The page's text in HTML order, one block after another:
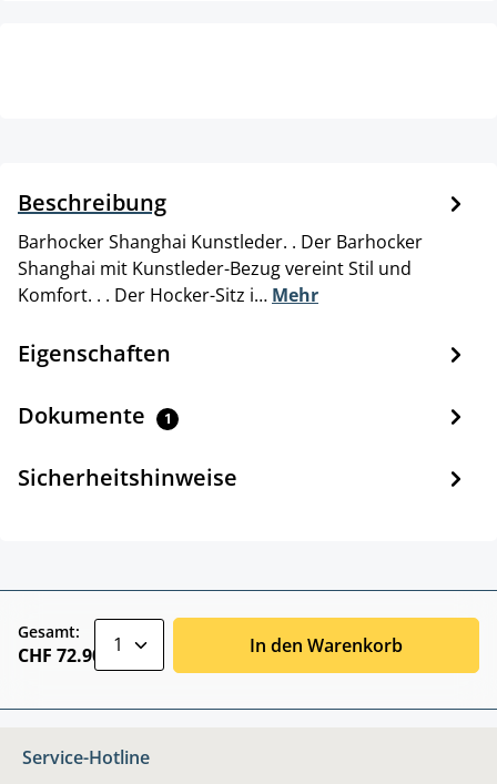
Beschreibung
Barhocker Shanghai Kunstleder. . Der Barhocker
Shanghai mit Kunstleder-Bezug vereint Stil und
Komfort. . . Der Hocker-Sitz i… Mehr
Eigenschaften
Dokumente 1
Sicherheitshinweise
Gesamt:
CHF 72.90 In den Warenkorb
Service-Hotline